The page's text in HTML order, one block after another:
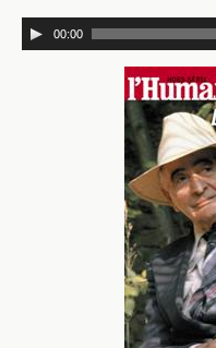
00:00